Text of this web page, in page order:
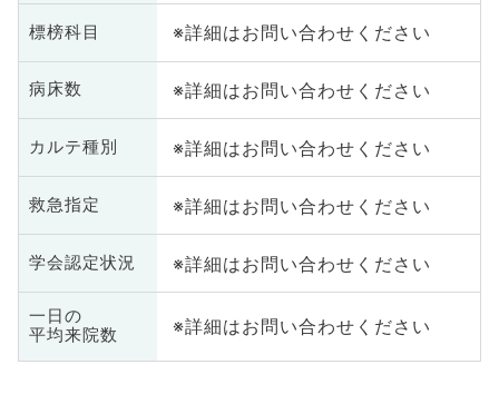
標榜科目 ※詳細はお問い合わせください
病床数 ※詳細はお問い合わせください
カルテ種別 ※詳細はお問い合わせください
救急指定 ※詳細はお問い合わせください
学会認定状況 ※詳細はお問い合わせください
一日の
平均来院数
※詳細はお問い合わせください